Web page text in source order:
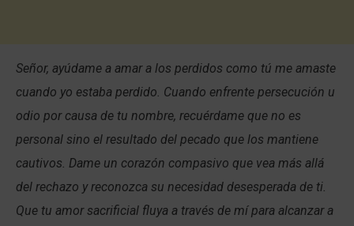
Señor, ayúdame a amar a los perdidos como tú me amaste
cuando yo estaba perdido. Cuando enfrente persecución u
odio por causa de tu nombre, recuérdame que no es
personal sino el resultado del pecado que los mantiene
cautivos. Dame un corazón compasivo que vea más allá
del rechazo y reconozca su necesidad desesperada de ti.
Que tu amor sacrificial fluya a través de mí para alcanzar a